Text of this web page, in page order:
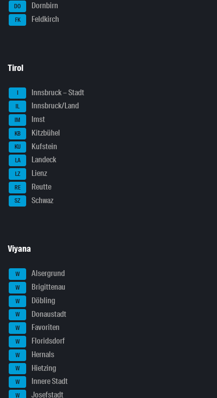
DO Dornbirn
FK Feldkirch
Tirol
I Innsbruck – Stadt
IL Innsbruck/Land
IM Imst
KB Kitzbühel
KU Kufstein
LA Landeck
LZ Lienz
RE Reutte
SZ Schwaz
Viyana
W Alsergrund
W Brigittenau
W Döbling
W Donaustadt
W Favoriten
W Floridsdorf
W Hernals
W Hietzing
W Innere Stadt
W Josefstadt